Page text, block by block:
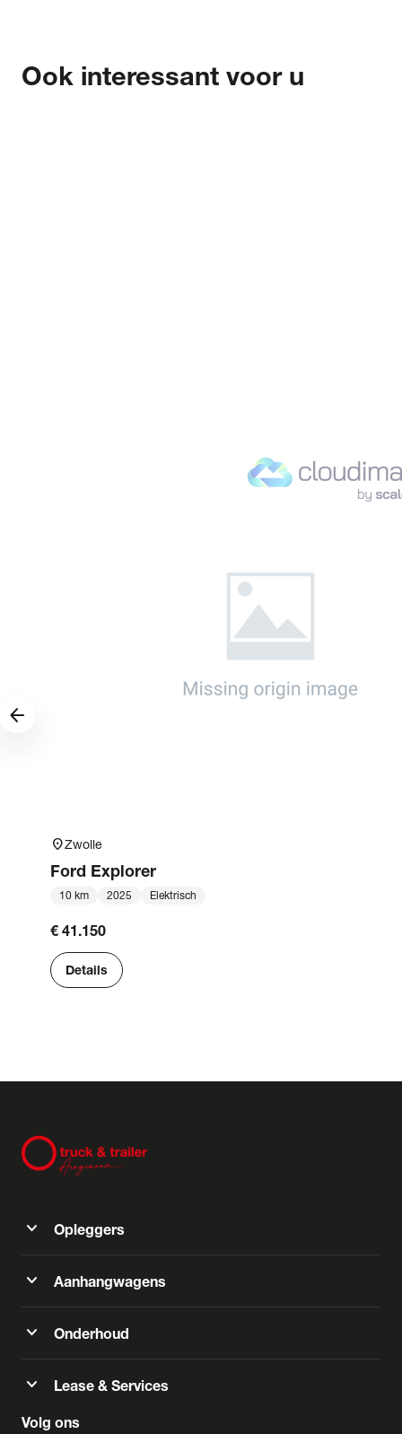
Ook interessant voor u
location_onZwolle
Ford Explorer
10 km 2025 Elektrisch
€ 41.150
Details
arrow_forward
expand_more Opleggers
expand_more Aanhangwagens
expand_more Onderhoud
expand_more Lease & Services
Volg ons